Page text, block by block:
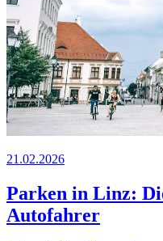
21.02.2026
Parken in Linz:
Autofahrer